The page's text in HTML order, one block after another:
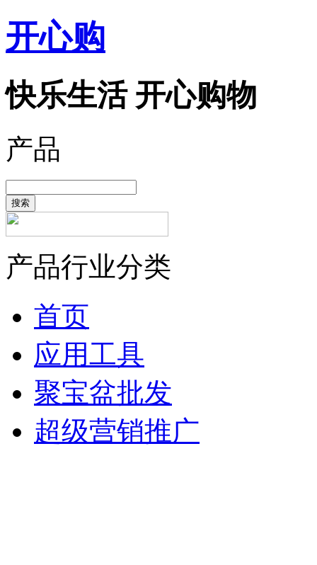
开心购
快乐生活 开心购物
产品
搜索
产品行业分类
首页
应用工具
聚宝盆批发
超级营销推广